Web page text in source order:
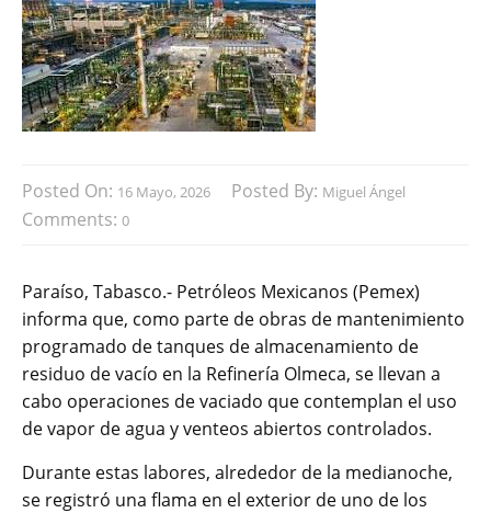
Posted On: 16 Mayo, 2026 Posted By: Miguel Ángel
Comments: 0
Paraíso, Tabasco.- Petróleos Mexicanos (Pemex)
informa que, como parte de obras de mantenimiento
programado de tanques de almacenamiento de
residuo de vacío en la Refinería Olmeca, se llevan a
cabo operaciones de vaciado que contemplan el uso
de vapor de agua y venteos abiertos controlados.
Durante estas labores, alrededor de la medianoche,
se registró una flama en el exterior de uno de los